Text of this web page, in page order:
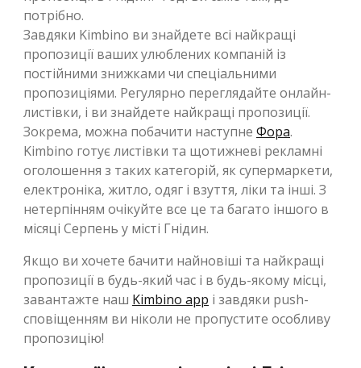
потрібно.
Завдяки Kimbino ви знайдете всі найкращі
пропозиції ваших улюблених компаній із
постійними знижками чи спеціальними
пропозиціями. Регулярно переглядайте онлайн-
листівки, і ви знайдете найкращі пропозиції.
Зокрема, можна побачити наступне Фора.
Kimbino готує листівки та щотижневі рекламні
оголошення з таких категорій, як супермаркети,
електроніка, житло, одяг і взуття, ліки та інші. З
нетерпінням очікуйте все це та багато іншого в
місяці Серпень у місті Гнідин.
Якщо ви хочете бачити найновіші та найкращі
пропозиції в будь-який час і в будь-якому місці,
завантажте наш Kimbino app і завдяки push-
сповіщенням ви ніколи не пропустите особливу
пропозицію!